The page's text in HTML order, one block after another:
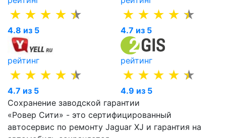
4.8 из 5 4.7 из 5
рейтинг
4.7 из 5
рейтинг
4.9 из 5
Сохранение заводской гарантии
«Ровер Сити» - это сертифицированный
автосервис по ремонту Jaguar XJ и гарантия на